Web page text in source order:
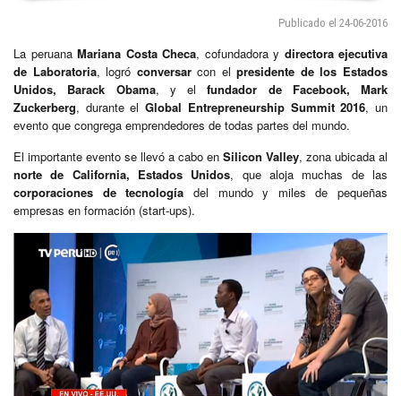
Publicado el 24-06-2016
La peruana Mariana Costa Checa, cofundadora y directora ejecutiva
de Laboratoria, logró conversarcon elpresidente de los Estados
Unidos, Barack Obama, y elfundador de Facebook, Mark
Zuckerberg, durante elGlobal Entrepreneurship Summit 2016, un
evento que congrega emprendedores de todas partes del mundo.
El importante evento se llevó a cabo en Silicon Valley, zona ubicada al
norte de California, Estados Unidos, que aloja muchas de las
corporaciones de tecnología del mundo y miles de pequeñas
empresas en formación (start-ups).